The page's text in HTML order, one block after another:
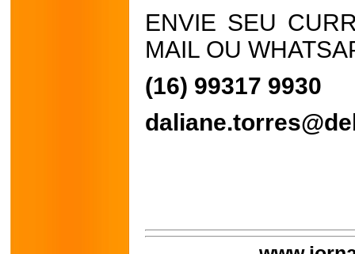
ENVIE SEU
MAIL OU
(16) 99317 9930